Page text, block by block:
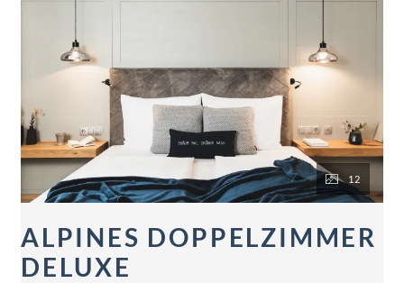
12
ALPINES DOPPELZIMMER
DELUXE